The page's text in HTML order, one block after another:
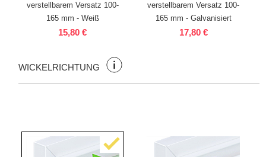
verstellbarem Versatz 100-
165 mm - Weiß
15,80 €
verstellbarem Versatz 100-
165 mm - Galvanisiert
17,80 €
WICKELRICHTUNG